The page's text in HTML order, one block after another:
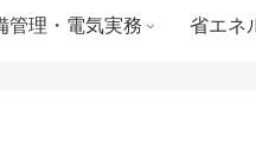
管理・電気実務 省エネ